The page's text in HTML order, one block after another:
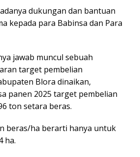
dukungan dan bantuan
kepada para Babinsa dan Para
jawab muncul sebuah
target pembelian
Blora dinaikan,
panen 2025 target pembelian
ton setara beras.
beras/ha berarti hanya untuk
ha.